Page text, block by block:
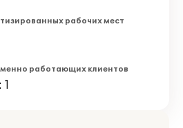
рабочих мест
работающих клиентов